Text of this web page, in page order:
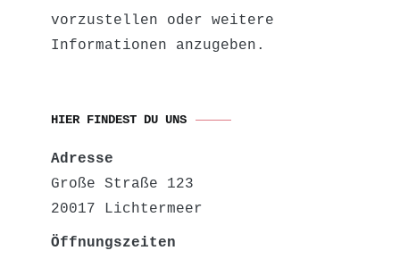
vorzustellen oder weitere
Informationen anzugeben.
HIER FINDEST DU UNS
Adresse
Große Straße 123
20017 Lichtermeer
Öffnungszeiten